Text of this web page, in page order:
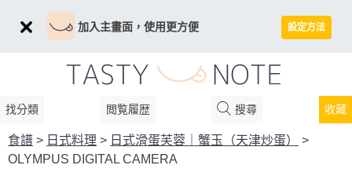
加入主畫面，使用更方便 設定方法
找分類 閲覧履歴 搜尋 收藏
食譜 > 日式料理 > 日式滑蛋芙蓉｜蟹玉（天津炒蛋）
>
OLYMPUS DIGITAL CAMERA